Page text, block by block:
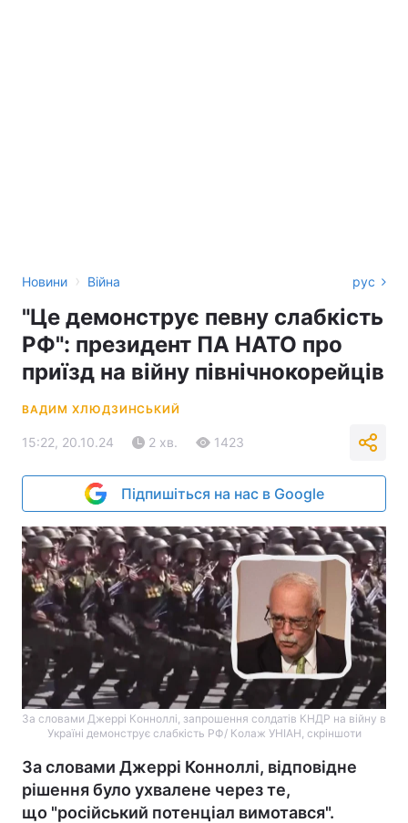
Новини › Війна рус
"Це демонструє певну слабкість
РФ": президент ПА НАТО про
приїзд на війну північнокорейців
ВАДИМ ХЛЮДЗИНСЬКИЙ
15:22, 20.10.24 2 хв. 1423
Підпишіться на нас в Google
За словами Джеррі Конноллі, запрошення солдатів КНДР на війну в
Україні демонструє слабкість РФ/ Колаж УНІАН, скріншоти
За словами Джеррі Конноллі, відповідне
рішення було ухвалене через те,
що "російський потенціал вимотався".